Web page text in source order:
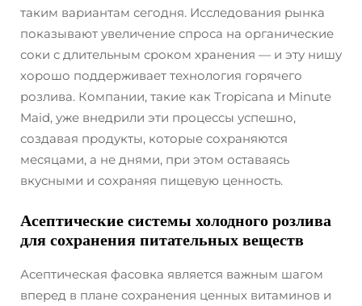
таким вариантам сегодня. Исследования рынка
показывают увеличение спроса на органические
соки с длительным сроком хранения — и эту нишу
хорошо поддерживает технология горячего
розлива. Компании, такие как Tropicana и Minute
Maid, уже внедрили эти процессы успешно,
создавая продукты, которые сохраняются
месяцами, а не днями, при этом оставаясь
вкусными и сохраняя пищевую ценность.
Асептические системы холодного розлива
для сохранения питательных веществ
Асептическая фасовка является важным шагом
вперед в плане сохранения ценных витаминов и